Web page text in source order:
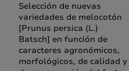
Selección de nuevas
variedades de melocotón
[Prunus persica (L.)
Batsch] en función de
caracteres agronómicos,
morfológicos, de calidad y